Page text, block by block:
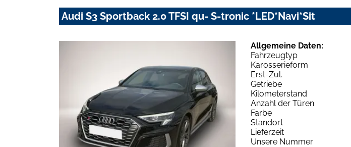
Audi S3 Sportback 2.0 TFSI qu- S-tronic *LED*Navi*Sit
Allgemeine Daten:
Fahrzeugtyp
Karosserieform
Erst-Zul.
Getriebe
Kilometerstand
Anzahl der Türen
Farbe
Standort
Lieferzeit
Unsere Nummer